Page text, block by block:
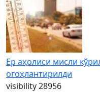
Ер аҳолиси мисли
огоҳлантирилди
visibility28956